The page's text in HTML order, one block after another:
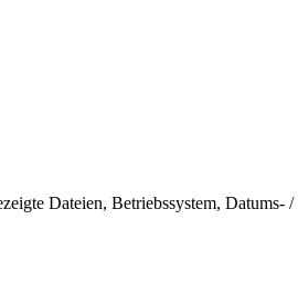
Dateien, Betriebssystem, Datums-